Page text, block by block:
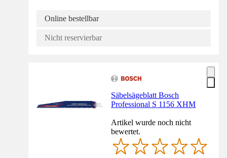
Online bestellbar
Nicht reservierbar
Säbelsägeblatt Bosch
Professional S 1156 XHM
Artikel wurde noch nicht
bewertet.